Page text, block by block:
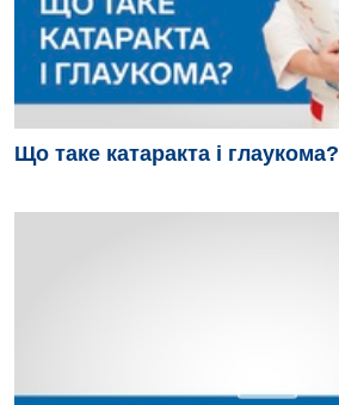
Дитяча хірургія
Педіатрія
Що таке катаракта і глаукома?